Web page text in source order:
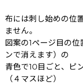
布には刺し始めの位
ません。
図案の1ページ目の
ンで消えます）の
青色で10目ごと、ピ
（４マスほど）